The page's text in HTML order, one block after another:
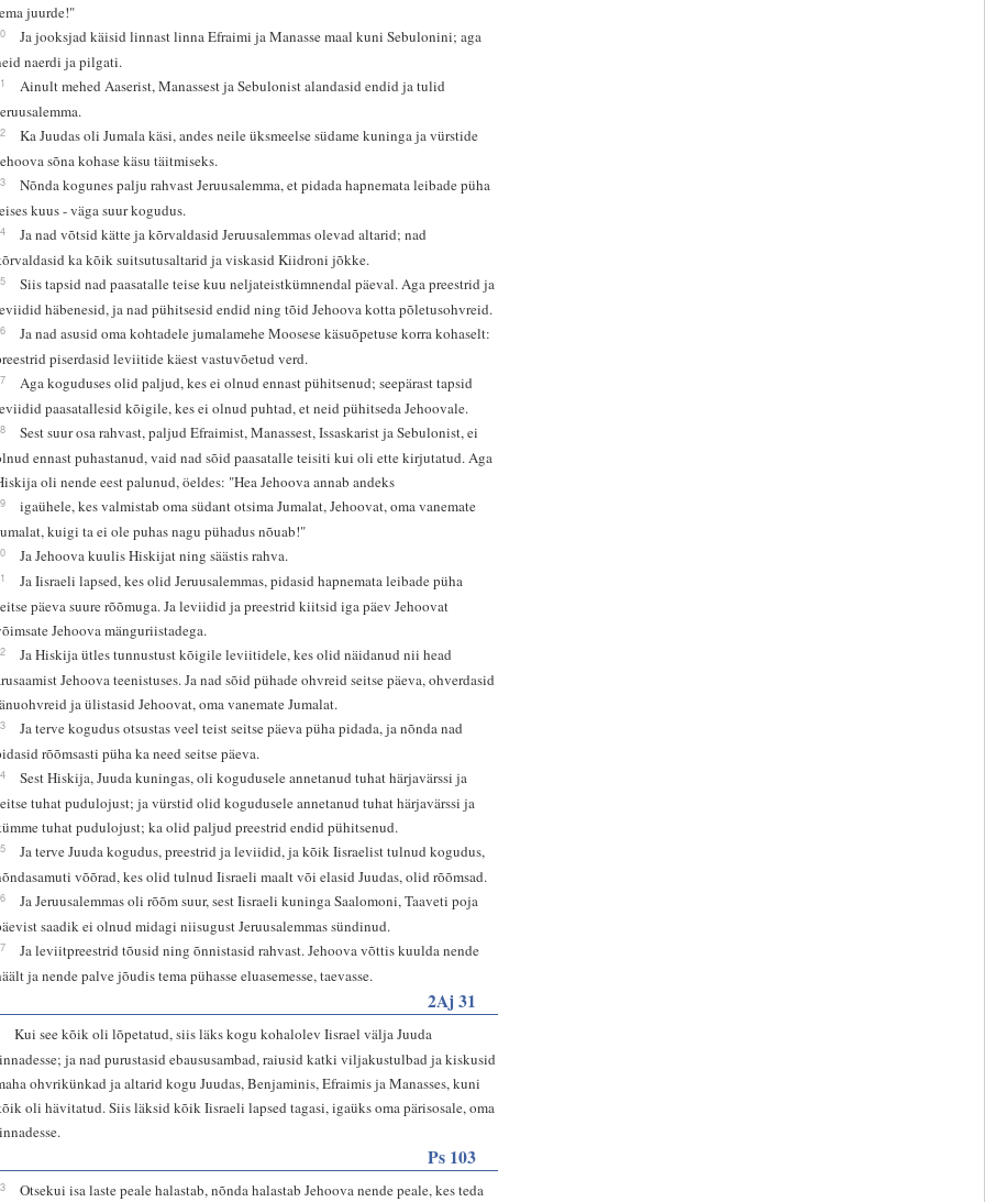
juurde!"
Ja jooksjad käisid linnast linna Efraimi ja Manasse maal kuni Sebulonini; aga
naerdi ja pilgati.
Ainult mehed Aaserist, Manassest ja Sebulonist alandasid endid ja tulid
Ka Juudas oli Jumala käsi, andes neile üksmeelse südame kuninga ja vürstide
sõna kohase käsu täitmiseks.
Nõnda kogunes palju rahvast Jeruusalemma, et pidada hapnemata leibade püha
kuus - väga suur kogudus.
Ja nad võtsid kätte ja kõrvaldasid Jeruusalemmas olevad altarid; nad
ka kõik suitsutusaltarid ja viskasid Kiidroni jõkke.
Siis tapsid nad paasatalle teise kuu neljateistkümnendal päeval. Aga preestrid ja
häbenesid, ja nad pühitsesid endid ning tõid Jehoova kotta põletusohvreid.
Ja nad asusid oma kohtadele jumalamehe Moosese käsuõpetuse korra kohaselt:
piserdasid leviitide käest vastuvõetud verd.
Aga koguduses olid paljud, kes ei olnud ennast pühitsenud; seepärast tapsid
paasatallesid kõigile, kes ei olnud puhtad, et neid pühitseda Jehoovale.
Sest suur osa rahvast, paljud Efraimist, Manassest, Issaskarist ja Sebulonist, ei
ennast puhastanud, vaid nad sõid paasatalle teisiti kui oli ette kirjutatud. Aga
oli nende eest palunud, öeldes: "Hea Jehoova annab andeks
igaühele, kes valmistab oma südant otsima Jumalat, Jehoovat, oma vanemate
kuigi ta ei ole puhas nagu pühadus nõuab!"
Ja Jehoova kuulis Hiskijat ning säästis rahva.
Ja Iisraeli lapsed, kes olid Jeruusalemmas, pidasid hapnemata leibade püha
päeva suure rõõmuga. Ja leviidid ja preestrid kiitsid iga päev Jehoovat
Jehoova mänguriistadega.
Ja Hiskija ütles tunnustust kõigile leviitidele, kes olid näidanud nii head
Jehoova teenistuses. Ja nad sõid pühade ohvreid seitse päeva, ohverdasid
ja ülistasid Jehoovat, oma vanemate Jumalat.
Ja terve kogudus otsustas veel teist seitse päeva püha pidada, ja nõnda nad
rõõmsasti püha ka need seitse päeva.
Sest Hiskija, Juuda kuningas, oli kogudusele annetanud tuhat härjavärssi ja
tuhat pudulojust; ja vürstid olid kogudusele annetanud tuhat härjavärssi ja
tuhat pudulojust; ka olid paljud preestrid endid pühitsenud.
Ja terve Juuda kogudus, preestrid ja leviidid, ja kõik Iisraelist tulnud kogudus,
võõrad, kes olid tulnud Iisraeli maalt või elasid Juudas, olid rõõmsad.
Ja Jeruusalemmas oli rõõm suur, sest Iisraeli kuninga Saalomoni, Taaveti poja
saadik ei olnud midagi niisugust Jeruusalemmas sündinud.
Ja leviitpreestrid tõusid ning õnnistasid rahvast. Jehoova võttis kuulda nende
ja nende palve jõudis tema pühasse eluasemesse, taevasse.
2Aj 31
Kui see kõik oli lõpetatud, siis läks kogu kohalolev Iisrael välja Juuda
ja nad purustasid ebaususambad, raiusid katki viljakustulbad ja kiskusid
ohvrikünkad ja altarid kogu Juudas, Benjaminis, Efraimis ja Manasses, kuni
oli hävitatud. Siis läksid kõik Iisraeli lapsed tagasi, igaüks oma pärisosale, oma
Ps 103
Otsekui isa laste peale halastab, nõnda halastab Jehoova nende peale, kes teda